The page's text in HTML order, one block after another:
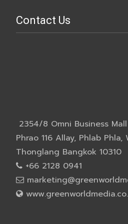
Contact Us
2354/8 Omni Business
Phrao 116 Allay, Phlab Phla,
Thonglang Bangkok 10310
+66 2128 0941